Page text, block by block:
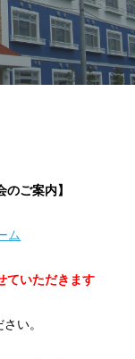
ご案内】
ム
いただきます
い。